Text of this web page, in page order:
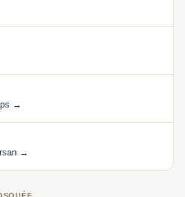
→
→